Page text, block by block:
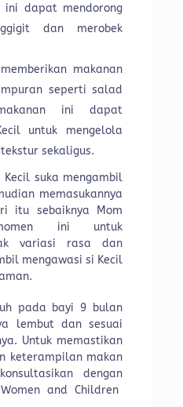
dapat mendorong
dan merobek
makanan
seperti salad
ini dapat
untuk mengelola
sekaligus.
suka mengambil
memasukannya
itu sebaiknya Mom
ini untuk
variasi rasa dan
mengawasi si Kecil
pada bayi 9 bulan
lembut dan sesuai
Untuk memastikan
keterampilan makan
dengan
and Children